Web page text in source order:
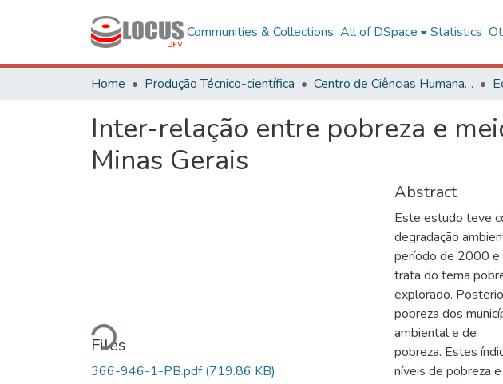
Communities & Collections All of DSpace Statistics
Home Produção Técnico-científica Centro de Ciências Humanas, Letras e Artes
Inter-relação entre pobreza e
Minas Gerais
Loading...
Files
366-946-1-PB.pdf(719.86 KB)
Abstract
Este estudo teve
degradação
período de 2000 e
trata do tema
explorado.
pobreza dos
ambiental e de
pobreza. Estes
níveis de pobreza